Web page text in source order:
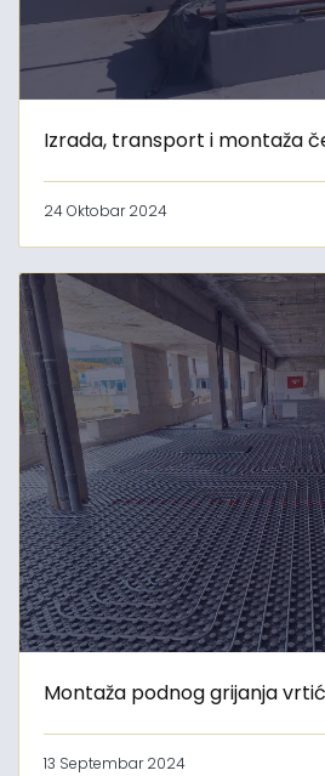
Izrada, transport i montaža
24 Oktobar 2024
Montaža podnog grijanja
13 Septembar 2024